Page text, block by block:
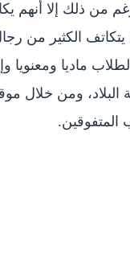
من ذلك إلا أنهم
الكثير من
ماديا ومعنويا
ومن خلال
المتفوقين.